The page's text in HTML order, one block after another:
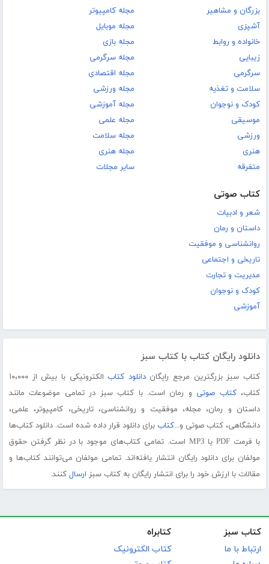
بزرگان و مشاهیر
آشپزی
خانواده و روابط
زیبایی
سرگرمی
سلامت و تغذیه
کودک و نوجوان
موسیقی
ورزشی
هنری
متفرقه
مجله کامپیوتر
مجله موبایل
مجله بازی
مجله سرگرمی
مجله اقتصادی
مجله ورزشی
مجله آموزشی
مجله علمی
مجله سلامت
مجله هنری
سایر مجلات
کتاب صوتی
شعر و ادبیات
داستان و رمان
روانشناسی و موفقیت
تاریخی و اجتماعی
مدیریت و تجارت
کودک و نوجوان
آموزشی
دانلود رایگان کتاب با کتاب سبز
کتاب سبز بزرگترین مرجع رایگاندانلود کتاب
الکترونیکی با بیش از ۱۰،۰۰۰
کتاب،کتاب صوتی و رمان است. با کتاب سبز در تمامی موضوعات مانند
داستان و رمان، مجله، موفقیت و روانشناسی، تاریخی، کامپیوتر، علمی،
دانشگاهی، کتاب صوتی و...کتاب برای دانلود قرار داده شده است. دانلود کتاب‌ها
با فرمت PDF یا MP3 است. تمامی کتاب‌های موجود با در نظر گرفتن حقوق
مولفان برای دانلود رایگان انتشار یافته‌اند. تمامی مولفان می‌توانند کتاب‌ها و
مقالات با ارزش خود را برای انتشار رایگان به کتاب سبز ارسال کنند.
کتاب سبز
ارتباط با ما
کتابراه
کتاب الکترونیک